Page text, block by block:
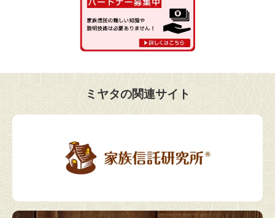
ミヤタの関連サイト